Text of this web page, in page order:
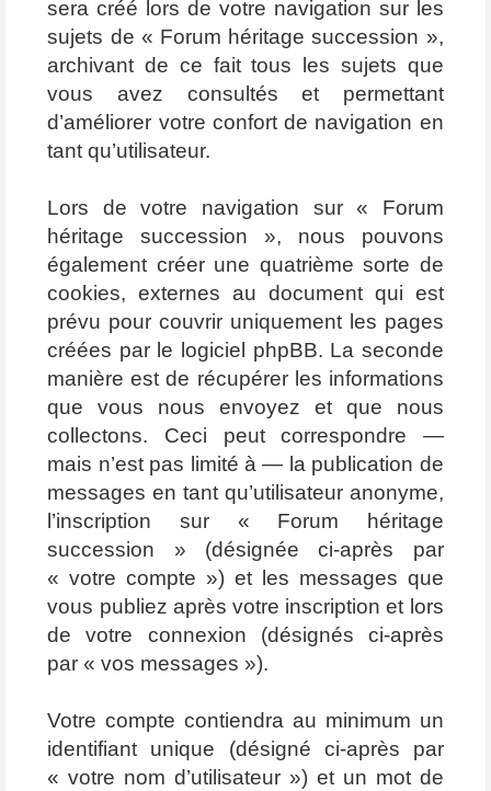
sera créé lors de votre navigation sur les
sujets de « Forum héritage succession »,
archivant de ce fait tous les sujets que
vous avez consultés et permettant
d’améliorer votre confort de navigation en
tant qu’utilisateur.
Lors de votre navigation sur « Forum
héritage succession », nous pouvons
également créer une quatrième sorte de
cookies, externes au document qui est
prévu pour couvrir uniquement les pages
créées par le logiciel phpBB. La seconde
manière est de récupérer les informations
que vous nous envoyez et que nous
collectons. Ceci peut correspondre —
mais n’est pas limité à — la publication de
messages en tant qu’utilisateur anonyme,
l’inscription sur « Forum héritage
succession » (désignée ci-après par
« votre compte ») et les messages que
vous publiez après votre inscription et lors
de votre connexion (désignés ci-après
par « vos messages »).
Votre compte contiendra au minimum un
identifiant unique (désigné ci-après par
« votre nom d’utilisateur ») et un mot de